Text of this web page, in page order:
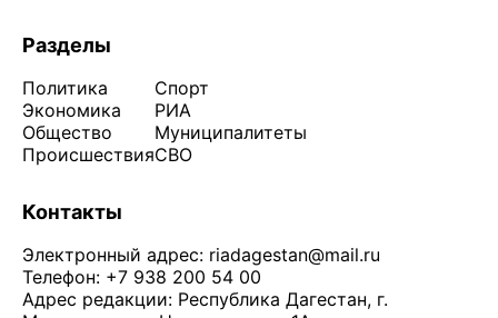
Разделы
Политика
Экономика
Общество
Происшествия
Спорт
РИА
Муниципалитеты
СВО
Контакты
Электронный адрес: riadagestan@mail.ru
Телефон: +7 938 200 54 00
Адрес редакции: Республика Дагестан, г.